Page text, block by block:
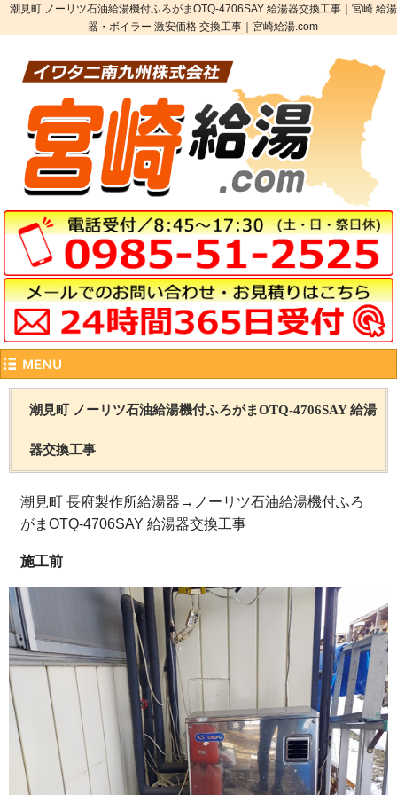
潮見町 ノーリツ石油給湯機付ふろがまOTQ-4706SAY 給湯器交換工事｜宮崎 給湯
器・ボイラー 激安価格 交換工事｜宮崎給湯.com
潮見町 ノーリツ石油給湯機付ふろがまOTQ-4706SAY 給湯
器交換工事
潮見町 長府製作所給湯器→ノーリツ石油給湯機付ふろ
がまOTQ-4706SAY 給湯器交換工事
施工前